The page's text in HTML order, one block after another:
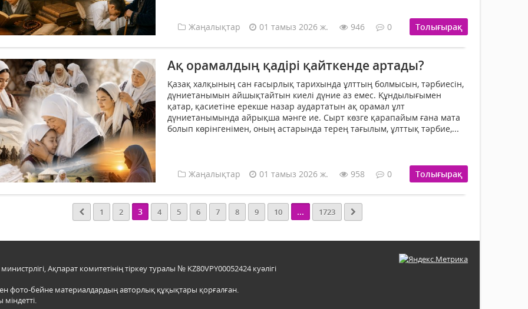
Жаңалықтар 01 тамыз 2026 ж. 946 0 Толығырақ
Ақ орамалдың қадірі қайткенде артады?
Қазақ халқының сан ғасырлық тарихында ұлттың болмысын, тәрбиесін,
дүниетанымын айшықтайтын киелі дүние аз емес. Құндылығымен
қатар, қасиетіне ерекше назар аудартатын ақ орамал ұлт
дүниетанымында айрықша мәнге ие. Сырт көзге қарапайым ғана мата
болып көрінгенімен, оның астарында терең тағылым, ұлттық тәрбие,...
Жаңалықтар 01 тамыз 2026 ж. 958 0 Толығырақ
1 2 3 4 5 6 7 8 9 10 ... 1723
Ақпарат комитетінің тіркеу туралы № KZ80VPY00052424 куәлігі
фото-бейне материалдардың авторлық құқықтары қорғалған.